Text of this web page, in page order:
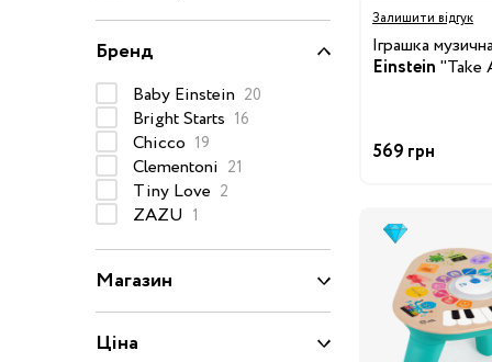
134-146 см
152-176 см
Кросівки
Пінетки
Чоботи
Бренд
Baby Einstein 20
Bright Starts 16
Chicco 19
Clementoni 21
Tiny Love 2
ZAZU 1
Магазин
Ціна
Залишити відгук
Іграшка музична
Einstein "Take
569 грн